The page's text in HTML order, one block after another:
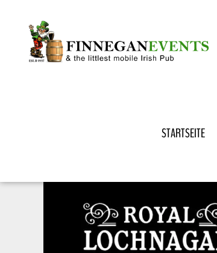
STARTSEITE